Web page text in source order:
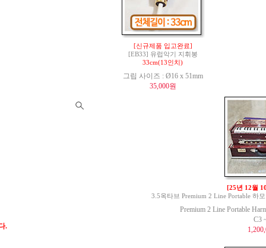
[신규제품 입고완료]
[EB33] 유럽악기 지휘봉
33cm(13인치)
그립 사이즈 : Ø16 x 51mm
35,000원
.
[25년 12월
3.5옥타브 Premium 2 Line Portable 하
Premium 2 Line Portable
C3